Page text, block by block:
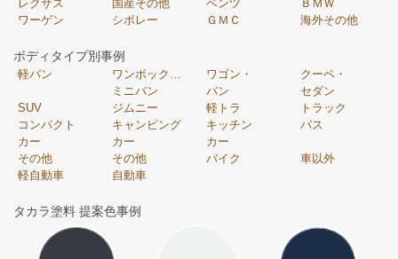
レクサス
国産その他 ベンツ
ＢＭＷ
ワーゲン
シボレー ＧＭＣ 海外その他
ボディタイプ別事例
軽バン
ミニバン
ワゴン・
バン
クーペ・
セダン
SUV
ジムニー 軽トラ
トラック
コンパクト
カー
キャンピング
カー
キッチン
カー
バス
その他
軽自動車
その他
自動車
バイク 車以外
タカラ塗料 提案色事例